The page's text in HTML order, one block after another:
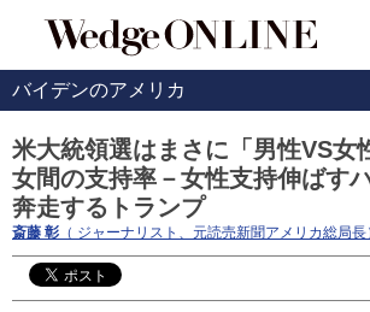
バイデンのアメリカ
米大統領選はまさに「男性VS女
女間の支持率－女性支持伸ばす
奔走するトランプ
斎藤 彰 （ ジャーナリスト、元読売新聞アメリカ総局長